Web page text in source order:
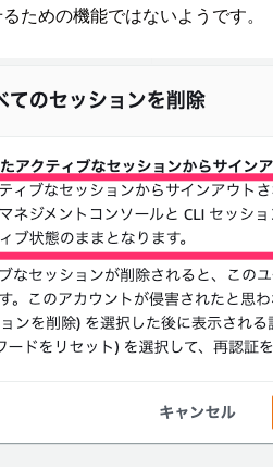
ための機能ではないようです。